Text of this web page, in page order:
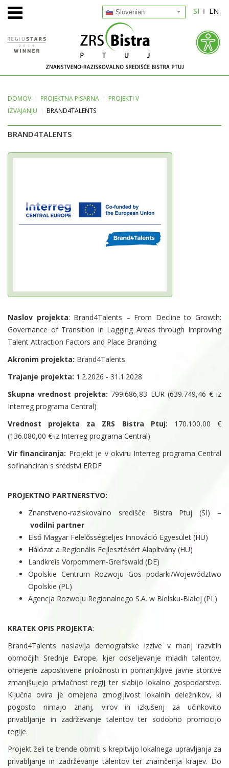
SI EN
Slovenian
DOMOV PROJEKTNA PISARNA
PROJEKTI V
IZVAJANJU
BRAND4TALENTS
BRAND4TALENTS
Naslov projekta: Brand4Talents – From Decline to Growth:
Governance of Transition in Lagging Areas through Improving
Talent Attraction Factors and Place Branding
Akronim projekta: Brand4Talents
Trajanje projekta: 1.2.2026 - 31.1.2028
Skupna vrednost projekta: 799.686,83 EUR (639.749,46 € iz
Interreg programa Central)
Vrednost projekta za ZRS Bistra Ptuj: 170.100,00 €
(136.080,00 € iz Interreg programa Central)
Vir financiranja: Projekt je v okviru Interreg programa Central
sofinanciran s sredstvi ERDF
PROJEKTNO PARTNERSTVO:
Znanstveno-raziskovalno središče Bistra Ptuj (SI) –
vodilni partner
Első Magyar Felelősségteljes Innováció Egyesület (HU)
Hálózat a Regionális Fejlesztésért Alapítvány (HU)
Landkreis Vorpommern-Greifswald (DE)
Opolskie Centrum Rozwoju Gos podarki/Województwo
Opolskie (PL)
Agencja Rozwoju Regionalnego S.A. w Bielsku-Białej (PL)
KRATEK OPIS PROJEKTA:
Brand4Talents naslavlja demografske izzive v manj razvitih
območjih Srednje Evrope, kjer odseljevanje mladih talentov,
omejene zaposlitvene priložnosti in pomanjkljive javne storitve
zmanjšujejo privlačnost regij ter slabijo lokalno gospodarstvo.
Ključna ovira je omejena zmogljivost lokalnih deležnikov, ki
pogosto nimajo znanj, virov in izkušenj za učinkovito
privabljanje in zadrževanje talentov ter sodobno promocijo
regije.
Projekt želi te trende obrniti s krepitvijo lokalnega upravljanja za
privabljanje in zadrževanje talentov ter znamčenja krajev. Do